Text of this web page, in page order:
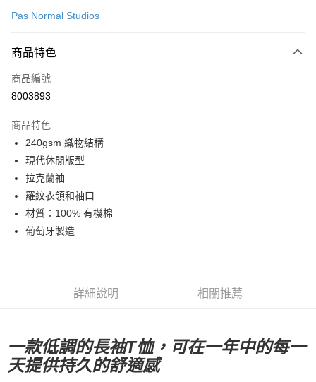
LINE Pay
Apple Pay
運送方式
全家店到店
每筆NT$80，滿NT$10,000(含以上)免運費
付款後全家取貨
每筆NT$80，滿NT$10,000(含以上)免運費
付款後7-11取貨
宅配
每筆NT$130，滿NT$10,000(含以上)免運費
Pas Normal Studios
商品特色
商品編號
8003893
商品特色
240gsm 織物結構
現代休閒版型
拉克蘭袖
羅紋衣領和袖口
材質：100% 有機棉
葡萄牙製造
詳細說明 相關推薦
一款低調的長袖T恤，可在一年中的每一
天提供持久的舒適感